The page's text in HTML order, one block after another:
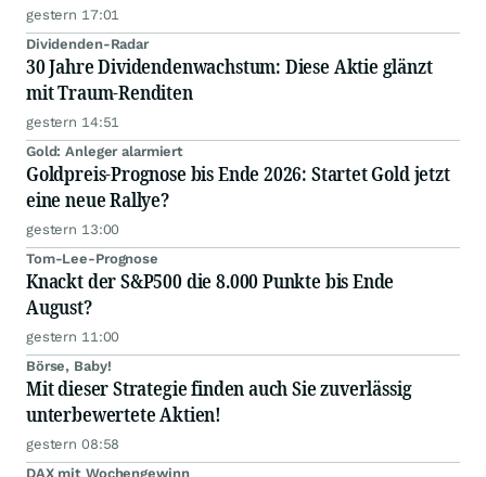
gestern 17:01
Dividenden-Radar
30 Jahre Dividendenwachstum: Diese Aktie glänzt
mit Traum-Renditen
gestern 14:51
Gold: Anleger alarmiert
Goldpreis-Prognose bis Ende 2026: Startet Gold jetzt
eine neue Rallye?
gestern 13:00
Tom-Lee-Prognose
Knackt der S&P500 die 8.000 Punkte bis Ende
August?
gestern 11:00
Börse, Baby!
Mit dieser Strategie finden auch Sie zuverlässig
unterbewertete Aktien!
gestern 08:58
DAX mit Wochengewinn